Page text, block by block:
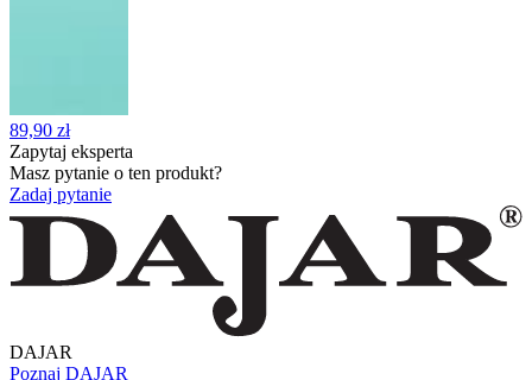
89,90 zł
Zapytaj eksperta
Masz pytanie o ten produkt?
Zadaj pytanie
DAJAR
Poznaj DAJAR